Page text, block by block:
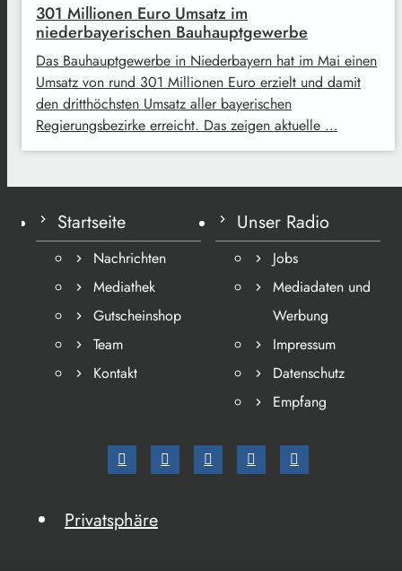
301 Millionen Euro Umsatz im
niederbayerischen Bauhauptgewerbe
Das Bauhauptgewerbe in Niederbayern hat im Mai einen
Umsatz von rund 301 Millionen Euro erzielt und damit
den dritthöchsten Umsatz aller bayerischen
Regierungsbezirke erreicht. Das zeigen aktuelle …
Startseite
Nachrichten
Mediathek
Gutscheinshop
Team
Kontakt
Unser Radio
Jobs
Mediadaten und
Werbung
Impressum
Datenschutz
Empfang
Privatsphäre